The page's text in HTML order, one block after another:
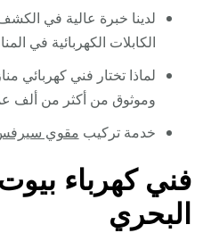
لدينا خبرة عالية في
الكابلات الكهربائية في
لماذا تختار فني كهربائي
وموثوق من أكثر من ألف
خدمة تركيب مقوي
فني كهرباء
البحري